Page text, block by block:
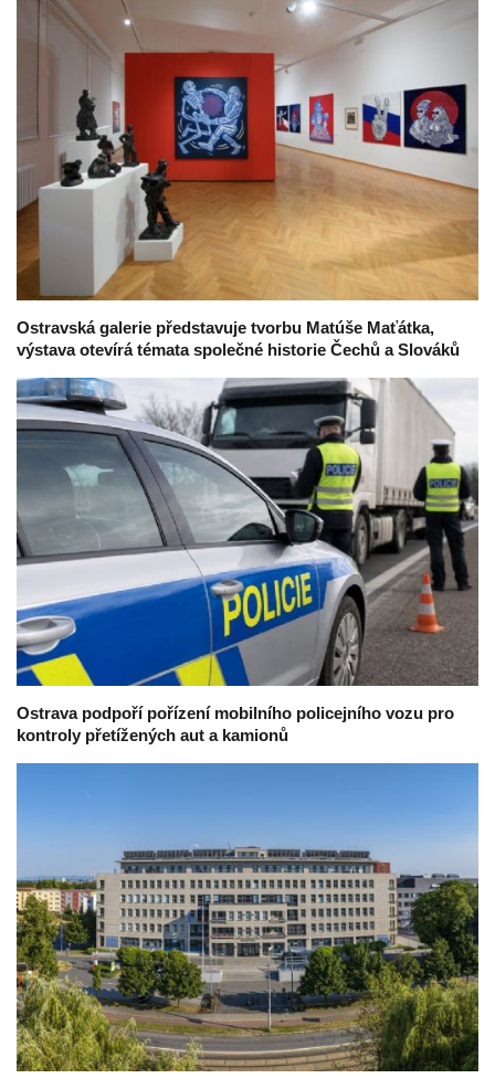
Ostravská galerie představuje tvorbu Matúše Maťátka,
výstava otevírá témata společné historie Čechů a Slováků
Ostrava podpoří pořízení mobilního policejního vozu pro
kontroly přetížených aut a kamionů